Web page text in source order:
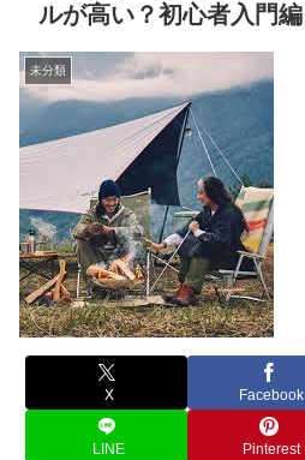
ルが高い？初心者入門編
未分類
X Facebook
LINE Pinterest